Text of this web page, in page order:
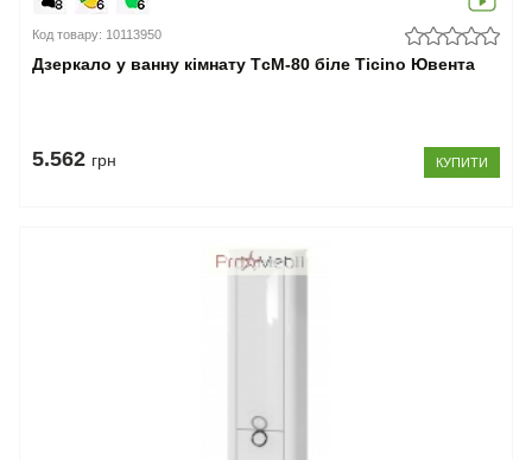
Код товару: 10113950
Дзеркало у ванну кімнату TсM-80 біле Ticino Ювента
5.562 грн КУПИТИ